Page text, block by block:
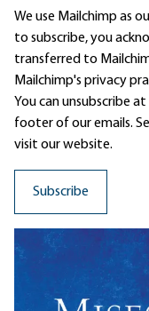
We use Mailchimp as
to subscribe, you
transferred to
Mailchimp's privacy
You can unsubscribe
footer of our emails.
visit our website.